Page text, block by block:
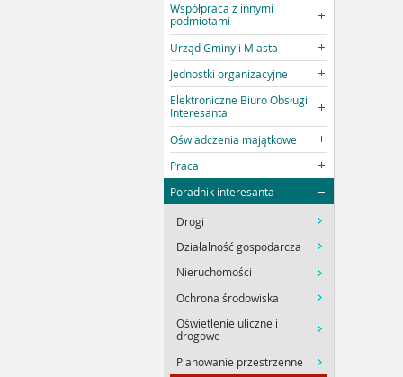
Współpraca z innymi
podmiotami
Urząd Gminy i Miasta
Jednostki organizacyjne
Elektroniczne Biuro Obsługi
Interesanta
Oświadczenia majątkowe
Praca
Poradnik interesanta
Drogi
Działalność gospodarcza
Nieruchomości
Ochrona środowiska
Oświetlenie uliczne i
drogowe
Planowanie przestrzenne